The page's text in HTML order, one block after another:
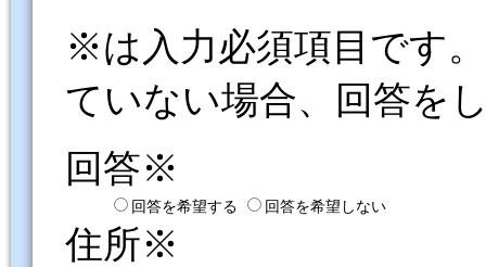
※は入力必須項目です
ていない場合、回答を
回答※
回答を希望する 回答を希望しない
住所※